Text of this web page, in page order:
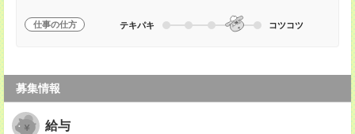
仕事の仕方 テキパキ コツコツ
募集情報
給与